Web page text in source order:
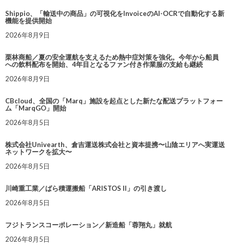
Shippio、「輸送中の商品」の可視化をInvoiceのAI-OCRで自動化する新
機能を提供開始
2026年8月9日
栗林商船／夏の安全運航を支えるため熱中症対策を強化。今年から船員
への飲料配布を開始、4年目となるファン付き作業服の支給も継続
2026年8月9日
CBcloud、全国の「Marq」施設を起点とした新たな配送プラットフォー
ム「MarqGO」開始
2026年8月5日
株式会社Univearth、倉吉運送株式会社と資本提携〜山陰エリアへ実運送
ネットワークを拡大〜
2026年8月5日
川崎重工業／ばら積運搬船「ARISTOS II」の引き渡し
2026年8月5日
フジトランスコーポレーション／新造船「蓉翔丸」就航
2026年8月5日